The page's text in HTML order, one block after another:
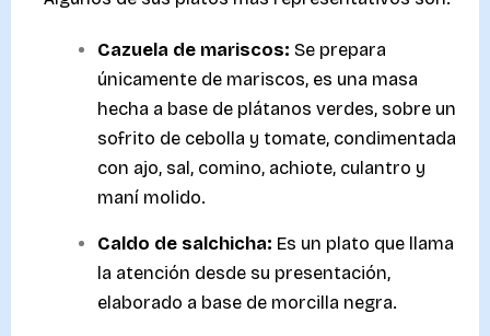
Cazuela de mariscos: Se prepara
únicamente de mariscos, es una masa
hecha a base de plátanos verdes, sobre un
sofrito de cebolla y tomate, condimentada
con ajo, sal, comino, achiote, culantro y
maní molido.
Caldo de salchicha: Es un plato que llama
la atención desde su presentación,
elaborado a base de morcilla negra.